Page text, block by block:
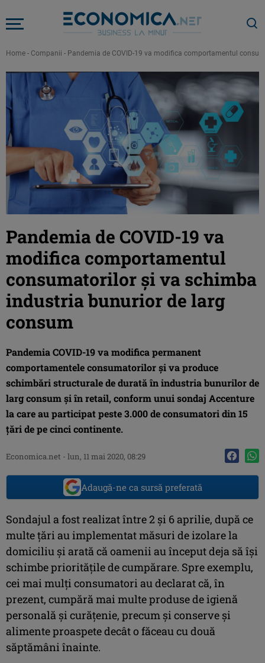
Home - Companii - Pandemia de COVID-19 va modifica comportamentul
Pandemia de COVID-19 va
modifica comportamentul
consumatorilor şi va schimba
industria bunurior de larg
consum
Pandemia COVID-19 va modifica permanent
comportamentele consumatorilor și va produce
schimbări structurale de durată în industria bunurilor de
larg consum și în retail, conform unui sondaj Accenture
la care au participat peste 3.000 de consumatori din 15
țări de pe cinci continente.
Economica.net - lun, 11 mai 2020, 08:29
Adaugă-ne ca sursă preferată
Sondajul a fost realizat între 2 și 6 aprilie, după ce
multe țări au implementat măsuri de izolare la
domiciliu și arată că oamenii au început deja să își
schimbe prioritățile de cumpărare. Spre exemplu,
cei mai mulți consumatori au declarat că, în
prezent, cumpără mai multe produse de igienă
personală și curățenie, precum și conserve și
alimente proaspete decât o făceau cu două
săptămâni înainte.